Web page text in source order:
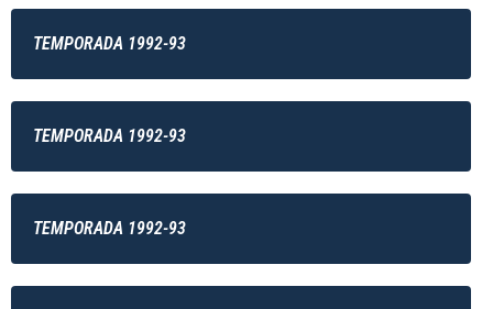
TEMPORADA 1992-93
TEMPORADA 1992-93
TEMPORADA 1992-93